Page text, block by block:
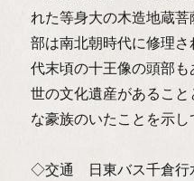
れた等身大の木造地蔵
部は南北朝時代に修理
代末頃の十王像の頭部
世の文化遺産があるこ
な豪族のいたことを示し
◇交通 日東バス千倉行